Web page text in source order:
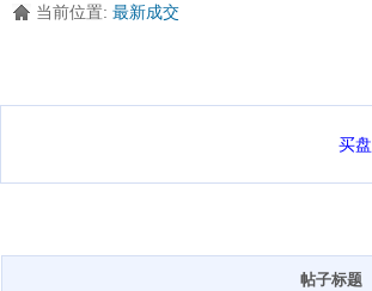
当前位置: 最新成交
买盘
帖子标题